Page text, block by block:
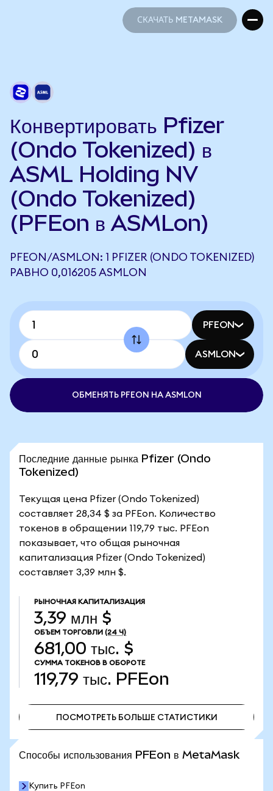
СКАЧАТЬ METAMASK
Конвертировать Pfizer
(Ondo Tokenized) в
ASML Holding NV
(Ondo Tokenized)
(PFEon в ASMLon)
PFEON/ASMLON: 1 PFIZER (ONDO TOKENIZED)
РАВНО 0,016205 ASMLON
PFEON
ASMLON
ОБМЕНЯТЬ PFEON НА ASMLON
Последние данные рынка Pfizer (Ondo
Tokenized)
Текущая цена Pfizer (Ondo Tokenized)
составляет 28,34 $ за PFEon. Количество
токенов в обращении 119,79 тыс. PFEon
показывает, что общая рыночная
капитализация Pfizer (Ondo Tokenized)
составляет 3,39 млн $.
РЫНОЧНАЯ КАПИТАЛИЗАЦИЯ
3,39 млн $
ОБЪЕМ ТОРГОВЛИ (24 Ч)
681,00 тыс. $
СУММА ТОКЕНОВ В ОБОРОТЕ
119,79 тыс. PFEon
ПОСМОТРЕТЬ БОЛЬШЕ СТАТИСТИКИ
Способы использования PFEon в MetaMask
Купить PFEon